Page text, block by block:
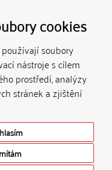
cookies
soubory
nástroje s cílem
prostředí, analýzy
stránek a zjištění